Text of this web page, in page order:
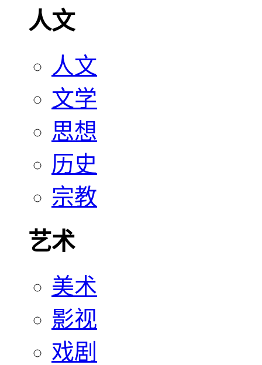
人文
人文
文学
思想
历史
宗教
艺术
美术
影视
戏剧